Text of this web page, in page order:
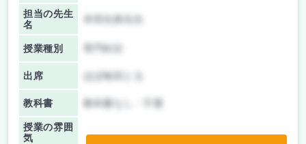
担当の先生
名
授業種別
出席 ほぼ毎回とる
教科書 教科書なし・不要
授業の雰囲
気